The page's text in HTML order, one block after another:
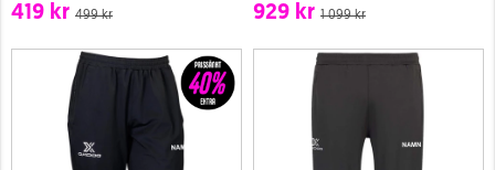
419 kr 499 kr 929 kr 1 099 kr